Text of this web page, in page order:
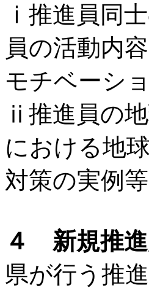
ⅰ推進員同
員の活動内
モチベーシ
ⅱ推進員の
における地
対策の実例
４ 新規推
県が行う推